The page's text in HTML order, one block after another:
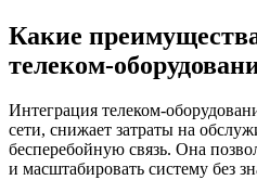
Какие
телеком-
Интеграция телеком-
сети, снижает затраты на
бесперебойную связь. Она
и масштабировать систему без